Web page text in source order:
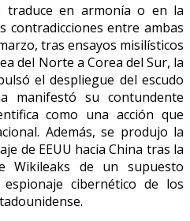
traduce en armonía o en la
contradicciones entre ambas
tras ensayos misilísticos
del Norte a Corea del Sur, la
el despliegue del escudo
manifestó su contundente
como una acción que
Además, se produjo la
de EEUU hacia China tras la
Wikileaks de un supuesto
cibernético de los